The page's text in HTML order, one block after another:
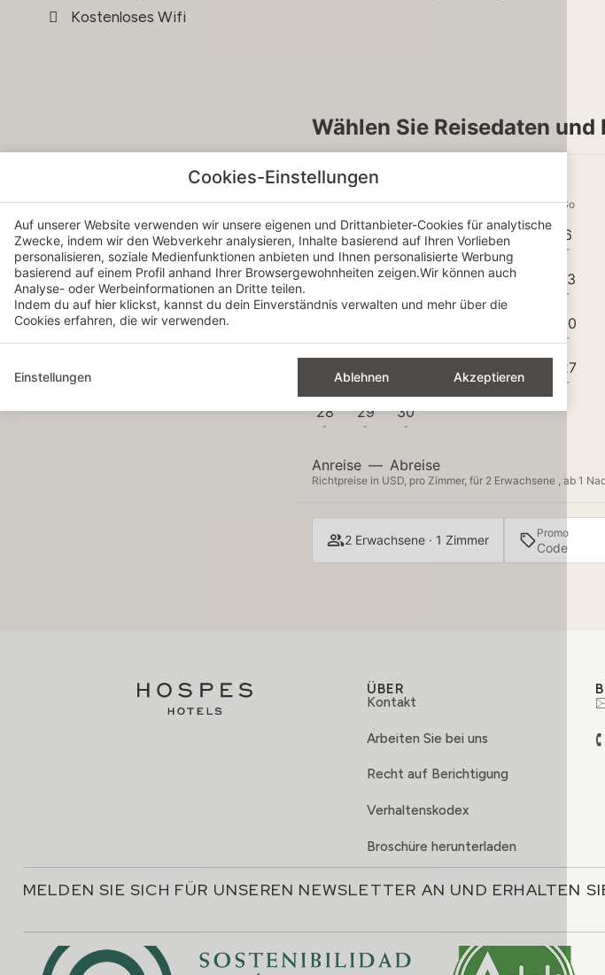
Kostenloses Wifi
Wählen Sie Reisedaten und
Mo Di Mi Do Fr Sa So
1
-
2
-
3
-
4
-
5 6
-
7 8 9 10 11 13
-
20
-
22
- -
27
-
28
-
29
-
30
-
Anreise — Abreise
Richtpreise in USD, pro Zimmer, für 2 Erwachsene , ab 1
2 Erwachsene · 1 Zimmer Promo
ÜBER
Kontakt
Arbeiten Sie bei uns
Recht auf Berichtigung
Verhaltenskodex
Broschüre herunterladen
MELDEN SIE SICH FÜR UNSEREN NEWSLETTER AN UND ERHALTEN
Cookies-Einstellungen
Auf unserer Website verwenden wir unsere eigenen und Drittanbieter-Cookies für analytische
Zwecke, indem wir den Webverkehr analysieren, Inhalte basierend auf Ihren Vorlieben
personalisieren, soziale Medienfunktionen anbieten und Ihnen personalisierte Werbung
basierend auf einem Profil anhand Ihrer Browsergewohnheiten zeigen.Wir können auch
Analyse- oder Werbeinformationen an Dritte teilen.
Indem du auf hier klickst, kannst du dein Einverständnis verwalten und mehr über die
Cookies erfahren, die wir verwenden.
Einstellungen Ablehnen Akzeptieren